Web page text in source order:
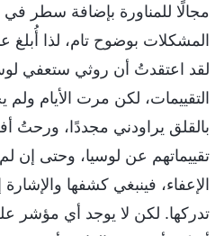
مجالًا للمناورة بإضافة سطر في
المشكلات بوضوح تام، لذا أُبلغ
لقد اعتقدتُ أن روثي ستعفي
التقييمات، لكن مرت الأيام
بالقلق يراودني مجددًا، ورحتُ
تقييماتهم عن لوسيا، وحتى إن
الإعفاء، فينبغي كشفها
تدركها. لكن لا يوجد أي مؤشر